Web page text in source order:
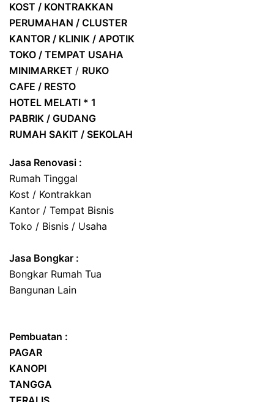
KOST / KONTRAKKAN
PERUMAHAN / CLUSTER
KANTOR / KLINIK / APOTIK
TOKO / TEMPAT USAHA
MINIMARKET / RUKO
CAFE / RESTO
HOTEL MELATI * 1
PABRIK / GUDANG
RUMAH SAKIT / SEKOLAH
Jasa Renovasi :
Rumah Tinggal
Kost / Kontrakkan
Kantor / Tempat Bisnis
Toko / Bisnis / Usaha
Jasa Bongkar :
Bongkar Rumah Tua
Bangunan Lain
Pembuatan :
PAGAR
KANOPI
TANGGA